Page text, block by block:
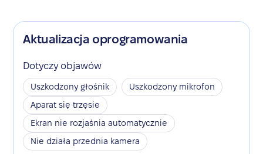
Aktualizacja oprogramowania
Dotyczy objawów
Uszkodzony głośnik
Uszkodzony mikrofon
Aparat się trzęsie
Ekran nie rozjaśnia automatycznie
Nie działa przednia kamera